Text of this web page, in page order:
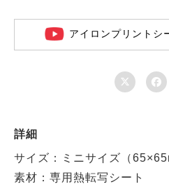
アイロンプリントシ
 
詳細
サイズ：ミニサイズ（
素材：専用熱転写シート